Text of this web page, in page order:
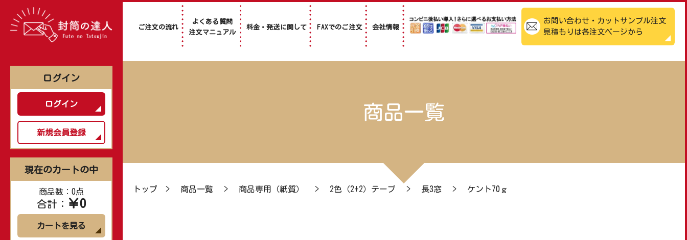
ご注文の流れ
よくある質問
注文マニュアル
料金・発送に関して FAXでのご注文 会社情報
お問い合わせ・カットサンプル注文
見積もりは各注文ページから
ログイン
ログイン
新規会員登録
現在のカートの中
商品数：0点
合計： ￥0
カートを見る
商品一覧
トップ > 商品一覧 > 商品専用（紙質） > 2色（2+2）テープ > 長3窓 > ケント70ｇ